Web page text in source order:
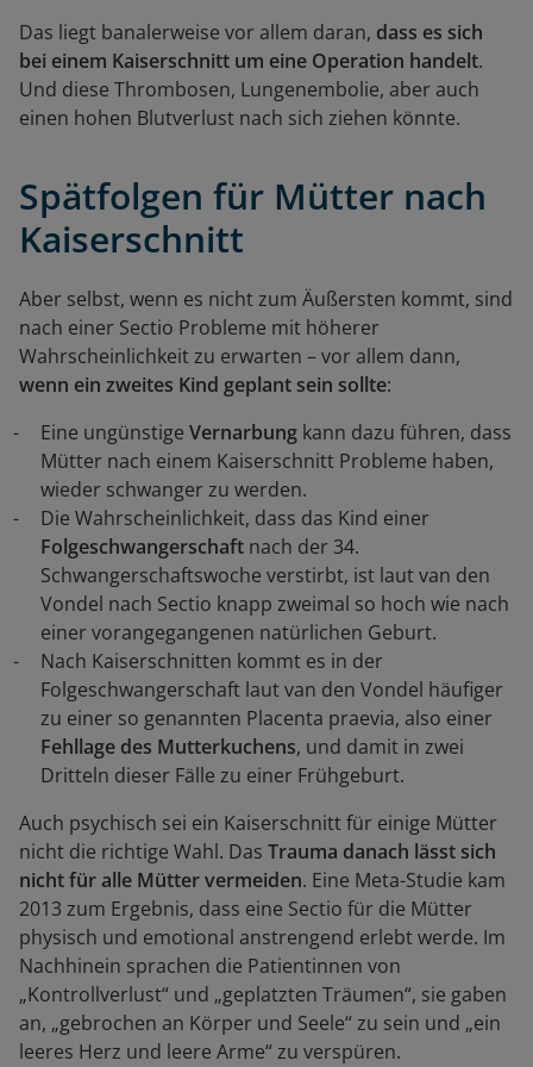
Das liegt banalerweise vor allem daran, dass es sich
bei einem Kaiserschnitt um eine Operation handelt.
Und diese Thrombosen, Lungenembolie, aber auch
einen hohen Blutverlust nach sich ziehen könnte.
Spätfolgen für Mütter nach
Kaiserschnitt
Aber selbst, wenn es nicht zum Äußersten kommt, sind
nach einer Sectio Probleme mit höherer
Wahrscheinlichkeit zu erwarten – vor allem dann,
wenn ein zweites Kind geplant sein sollte:
Eine ungünstige Vernarbung kann dazu führen, dass
Mütter nach einem Kaiserschnitt Probleme haben,
wieder schwanger zu werden.
Die Wahrscheinlichkeit, dass das Kind einer
Folgeschwangerschaft nach der 34.
Schwangerschaftswoche verstirbt, ist laut van den
Vondel nach Sectio knapp zweimal so hoch wie nach
einer vorangegangenen natürlichen Geburt.
Nach Kaiserschnitten kommt es in der
Folgeschwangerschaft laut van den Vondel häufiger
zu einer so genannten Placenta praevia, also einer
Fehllage des Mutterkuchens, und damit in zwei
Dritteln dieser Fälle zu einer Frühgeburt.
Auch psychisch sei ein Kaiserschnitt für einige Mütter
nicht die richtige Wahl. Das Trauma danach lässt sich
nicht für alle Mütter vermeiden. Eine Meta-Studie kam
2013 zum Ergebnis, dass eine Sectio für die Mütter
physisch und emotional anstrengend erlebt werde. Im
Nachhinein sprachen die Patientinnen von
„Kontrollverlust“ und „geplatzten Träumen“, sie gaben
an, „gebrochen an Körper und Seele“ zu sein und „ein
leeres Herz und leere Arme“ zu verspüren.